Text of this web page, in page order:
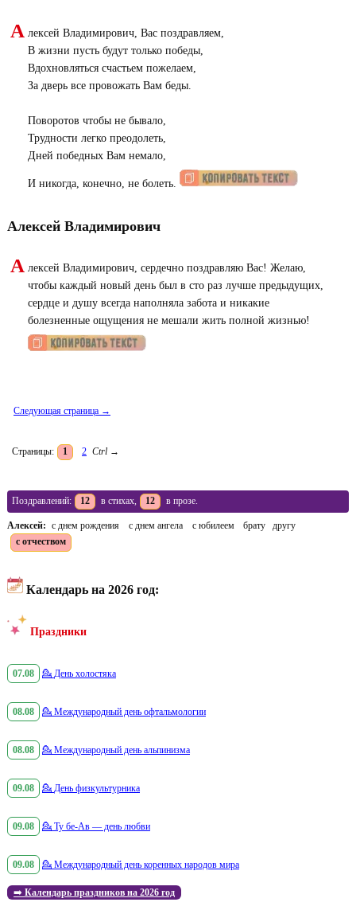
А лексей Владимирович, Вас поздравляем,
В жизни пусть будут только победы,
Вдохновляться счастьем пожелаем,
За дверь все провожать Вам беды.
Поворотов чтобы не бывало,
Трудности легко преодолеть,
Дней победных Вам немало,
И никогда, конечно, не болеть.
Алексей Владимирович
А лексей Владимирович, сердечно поздравляю Вас! Желаю,
чтобы каждый новый день был в сто раз лучше предыдущих,
сердце и душу всегда наполняла забота и никакие
болезненные ощущения не мешали жить полной жизнью!
Следующая страница →
Страницы: 1 2 Ctrl →
Поздравлений: 12 в стихах, 12 в прозе.
Алексей: с днем рождения с днем ангела с юбилеем брату
другу
с отчеством
Календарь на 2026 год:
Праздники
07.08 💁 День холостяка
08.08 💁 Международный день офтальмологии
08.08 💁 Международный день альпинизма
09.08 💁 День физкультурника
09.08 💁 Ту бе-Ав — день любви
09.08 💁 Международный день коренных народов мира
➡️ Календарь праздников на 2026 год